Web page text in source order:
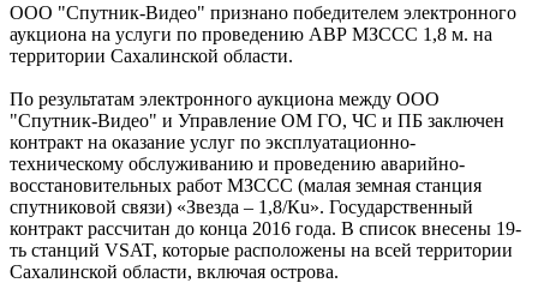
ООО "Спутник-Видео" признано победителем электронного
аукциона на услуги по проведению АВР МЗССС 1,8 м. на
территории Сахалинской области.
По результатам электронного аукциона между ООО
"Спутник-Видео" и Управление ОМ ГО, ЧС и ПБ заключен
контракт на оказание услуг по эксплуатационно-
техническому обслуживанию и проведению аварийно-
восстановительных работ МЗССС (малая земная станция
спутниковой связи) «Звезда – 1,8/Кu». Государственный
контракт рассчитан до конца 2016 года. В список внесены 19-
ть станций VSAT, которые расположены на всей территории
Сахалинской области, включая острова.